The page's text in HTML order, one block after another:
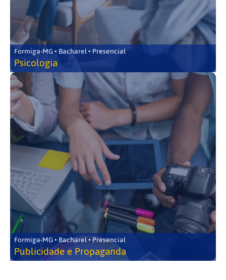
Formiga-MG • Bacharel • Presencial
Psicologia
Formiga-MG • Bacharel • Presencial
Publicidade e Propaganda